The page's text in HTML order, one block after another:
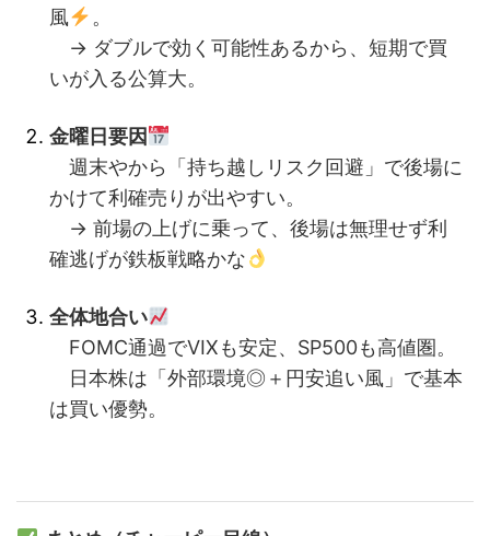
風
。
→ ダブルで効く可能性あるから、短期で買
いが入る公算大。
金曜日要因
週末やから「持ち越しリスク回避」で後場に
かけて利確売りが出やすい。
→ 前場の上げに乗って、後場は無理せず利
確逃げが鉄板戦略かな
全体地合い
FOMC通過でVIXも安定、SP500も高値圏。
日本株は「外部環境◎＋円安追い風」で基本
は買い優勢。